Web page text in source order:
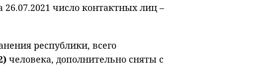
число контактных лиц –
республики, всего
человека, дополнительно сняты с